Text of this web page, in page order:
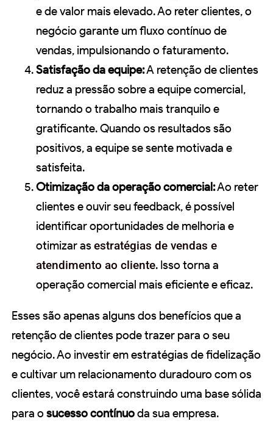
e de valor mais elevado. Ao reter clientes, o
negócio garante um fluxo contínuo de
vendas, impulsionando o faturamento.
Satisfação da equipe:A retenção de clientes
reduz a pressão sobre a equipe comercial,
tornando o trabalho mais tranquilo e
gratificante. Quando os resultados são
positivos, a equipe se sente motivada e
satisfeita.
Otimização da operação comercial:Ao reter
clientes e ouvir seu feedback, é possível
identificar oportunidades de melhoria e
otimizar asestratégias de vendas e
atendimento ao cliente. Isso torna a
operação comercial mais eficiente e eficaz.
Esses são apenas alguns dos benefícios que a
retenção de clientes pode trazer para o seu
negócio. Ao investir em estratégias de fidelização
e cultivar um relacionamento duradouro com os
clientes, você estará construindo uma base sólida
para o sucesso contínuoda sua empresa.